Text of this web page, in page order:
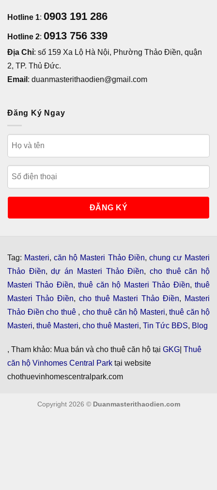
Hotline 1: 0903 191 286
Hotline 2: 0913 756 339
Địa Chỉ: số 159 Xa Lộ Hà Nội, Phường Thảo Điền, quận
2, TP. Thủ Đức.
Email : duanmasterithaodien@gmail.com
Đăng Ký Ngay
Tag: Masteri,căn hộ Masteri Thảo Điền, chung cư Masteri
Thảo Điền,dự án Masteri Thảo Điền, cho thuê căn hộ
Masteri Thảo Điền,thuê căn hộ Masteri Thảo Điền,thuê
Masteri Thảo Điền, cho thuê Masteri Thảo Điền, Masteri
Thảo Điền cho thuê , cho thuê căn hộ Masteri, thuê căn hộ
Masteri, thuê Masteri, cho thuê Masteri, Tin Tức BĐS, Blog
, Tham khảo: Mua bán và cho thuê căn hộ tại GKG Thuê
căn hộ Vinhomes Central Park tại website
chothuevinhomescentralpark.com
Copyright 2026 © Duanmasterithaodien.com